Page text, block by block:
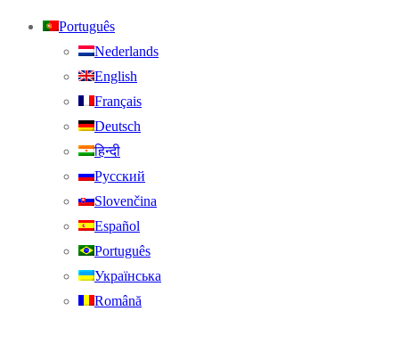
Português
Nederlands
English
Français
Deutsch
हिन्दी
Русский
Slovenčina
Español
Português
Українська
Română